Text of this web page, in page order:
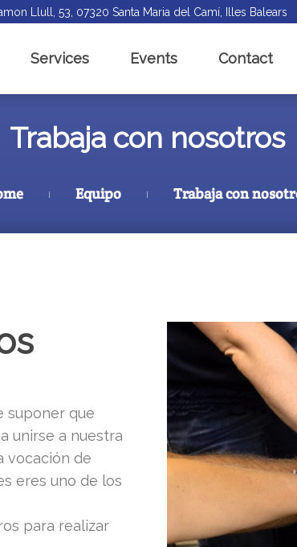
Llull, 53, 07320 Santa Maria del Camí, Illes Balears
Services Events Contact
Trabaja con nosotros
Equipo Trabaja con
suponer que
unirse a nuestra
vocación de
eres uno de los
para realizar